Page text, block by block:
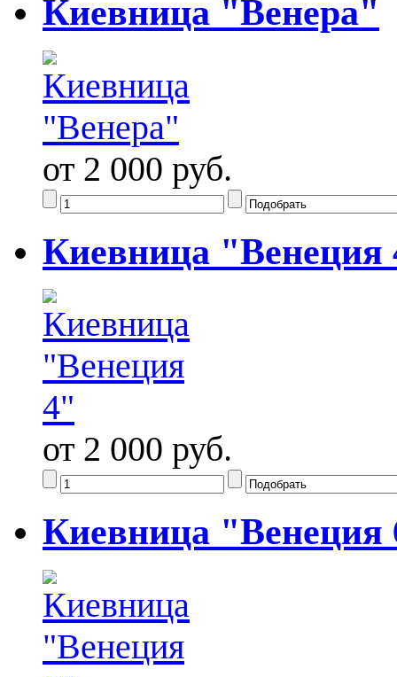
Киевница "Венера"
от 2 000 руб.
Киевница "Венеция
от 2 000 руб.
Киевница "Венеция